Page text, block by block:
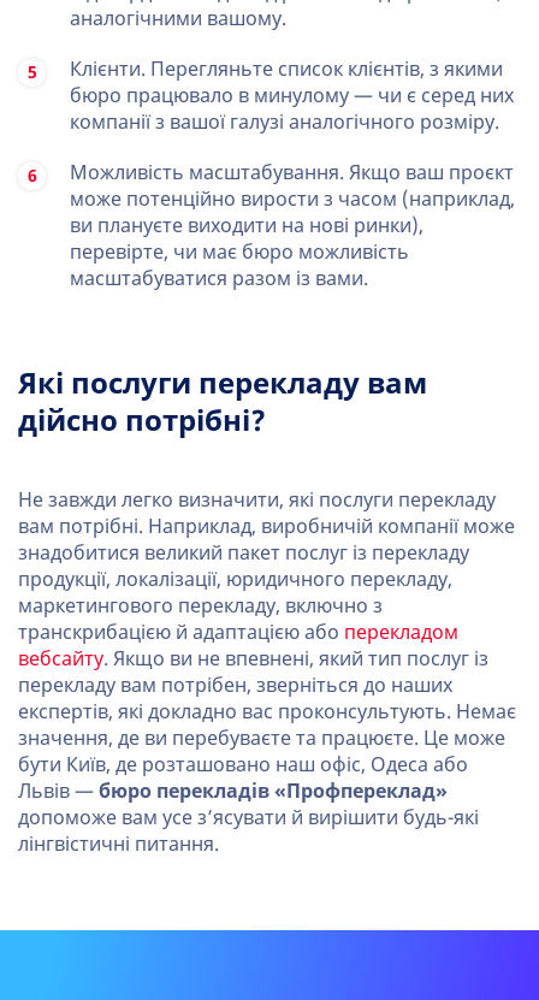
аналогічними вашому.
Клієнти. Перегляньте список клієнтів, з якими
бюро працювало в минулому — чи є серед них
компанії з вашої галузі аналогічного розміру.
Можливість масштабування. Якщо ваш проєкт
може потенційно вирости з часом (наприклад,
ви плануєте виходити на нові ринки),
перевірте, чи має бюро можливість
масштабуватися разом із вами.
Які послуги перекладу вам
дійсно потрібні?
Не завжди легко визначити, які послуги перекладу
вам потрібні. Наприклад, виробничій компанії може
знадобитися великий пакет послуг із перекладу
продукції, локалізації, юридичного перекладу,
маркетингового перекладу, включно з
транскрибацією й адаптацією або перекладом
вебсайту. Якщо ви не впевнені, який тип послуг із
перекладу вам потрібен, зверніться до наших
експертів, які докладно вас проконсультують. Немає
значення, де ви перебуваєте та працюєте. Це може
бути Київ, де розташовано наш офіс, Одеса або
Львів — бюро перекладів «Профпереклад»
допоможе вам усе з’ясувати й вирішити будь-які
лінгвістичні питання.